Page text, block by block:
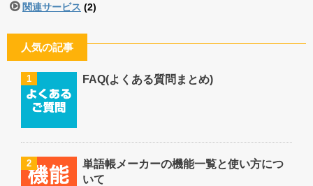
関連サービス (2)
人気の記事
1 FAQ(よくある質問まとめ)
2
単語帳メーカーの機能一覧と使い方につ
いて